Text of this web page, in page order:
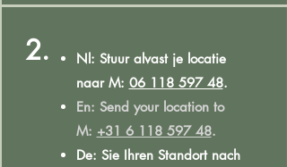
2.
Nl: Stuur alvast je locatie
naar M: 06 118 597 48.
En: Send your location to
M: +31 6 118 597 48.
De: Sie Ihren Standort nach